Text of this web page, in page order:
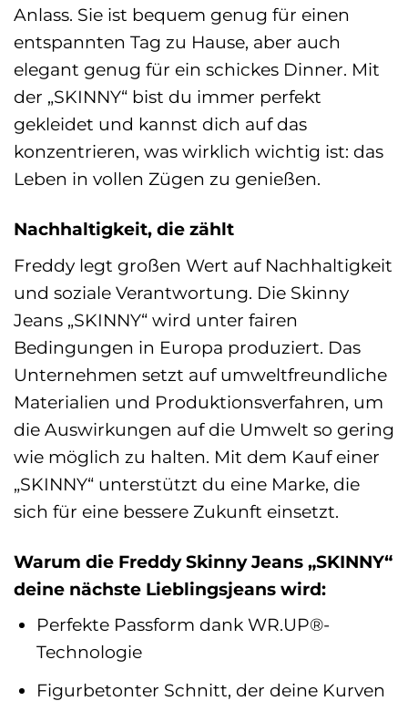
Anlass. Sie ist bequem genug für einen
entspannten Tag zu Hause, aber auch
elegant genug für ein schickes Dinner. Mit
der „SKINNY“ bist du immer perfekt
gekleidet und kannst dich auf das
konzentrieren, was wirklich wichtig ist: das
Leben in vollen Zügen zu genießen.
Nachhaltigkeit, die zählt
Freddy legt großen Wert auf Nachhaltigkeit
und soziale Verantwortung. Die Skinny
Jeans „SKINNY“ wird unter fairen
Bedingungen in Europa produziert. Das
Unternehmen setzt auf umweltfreundliche
Materialien und Produktionsverfahren, um
die Auswirkungen auf die Umwelt so gering
wie möglich zu halten. Mit dem Kauf einer
„SKINNY“ unterstützt du eine Marke, die
sich für eine bessere Zukunft einsetzt.
Warum die Freddy Skinny Jeans „SKINNY“
deine nächste Lieblingsjeans wird:
Perfekte Passform dank WR.UP®-
Technologie
Figurbetonter Schnitt, der deine Kurven